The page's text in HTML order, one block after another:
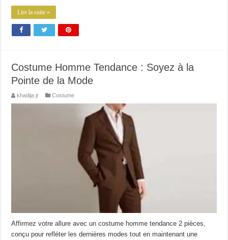
Lire la suite »
Costume Homme Tendance : Soyez à la
Pointe de la Mode
khadija jr Costume
Affirmez votre allure avec un costume homme tendance 2 pièces,
conçu pour refléter les dernières modes tout en maintenant une